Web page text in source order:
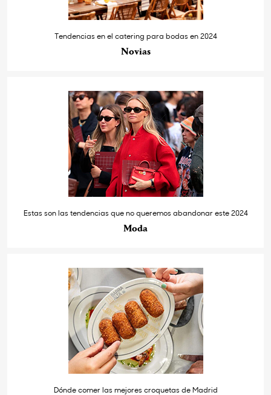
Tendencias en el catering para bodas en 2024
Novias
Estas son las tendencias que no queremos abandonar este 2024
Moda
Dónde comer las mejores croquetas de Madrid